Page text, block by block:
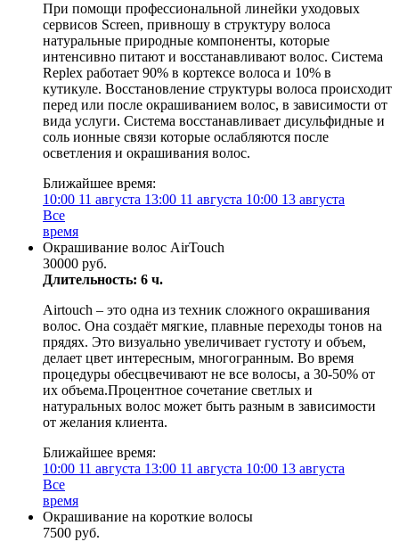
При помощи профессиональной линейки уходовых
сервисов Screen, привношу в структуру волоса
натуральные природные компоненты, которые
интенсивно питают и восстанавливают волос. Система
Replex работает 90% в кортексе волоса и 10% в
кутикуле. Восстановление структуры волоса происходит
перед или после окрашиванием волос, в зависимости от
вида услуги. Система восстанавливает дисульфидные и
соль ионные связи которые ослабляются после
осветления и окрашивания волос.
Ближайшее время:
10:00 11 августа 13:00 11 августа 10:00 13 августа
Все
время
Окрашивание волос AirTouch
30000 руб.
Длительность: 6 ч.
Airtouch – это одна из техник сложного окрашивания
волос. Она создаёт мягкие, плавные переходы тонов на
прядях. Это визуально увеличивает густоту и объем,
делает цвет интересным, многогранным. Во время
процедуры обесцвечивают не все волосы, а 30-50% от
их объема.Процентное сочетание светлых и
натуральных волос может быть разным в зависимости
от желания клиента.
Ближайшее время:
10:00 11 августа 13:00 11 августа 10:00 13 августа
Все
время
Окрашивание на короткие волосы
7500 руб.